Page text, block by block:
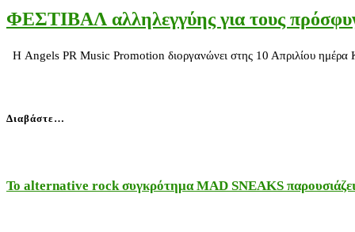
ΦΕΣΤΙΒΑΛ αλληλεγγύης για τους
Η Angels PR Music Promotion διοργανώνει στης 10 Απριλίου
Διαβάστε…
Το alternative rock συγκρότημα MAD SNEAKS